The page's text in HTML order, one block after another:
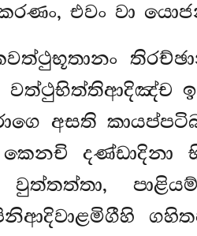
එවං වා
වත්ථුභිත්තිආදිඤ්ච
අසති
දණ්ඩාදිනා
වුත්තත්තා,